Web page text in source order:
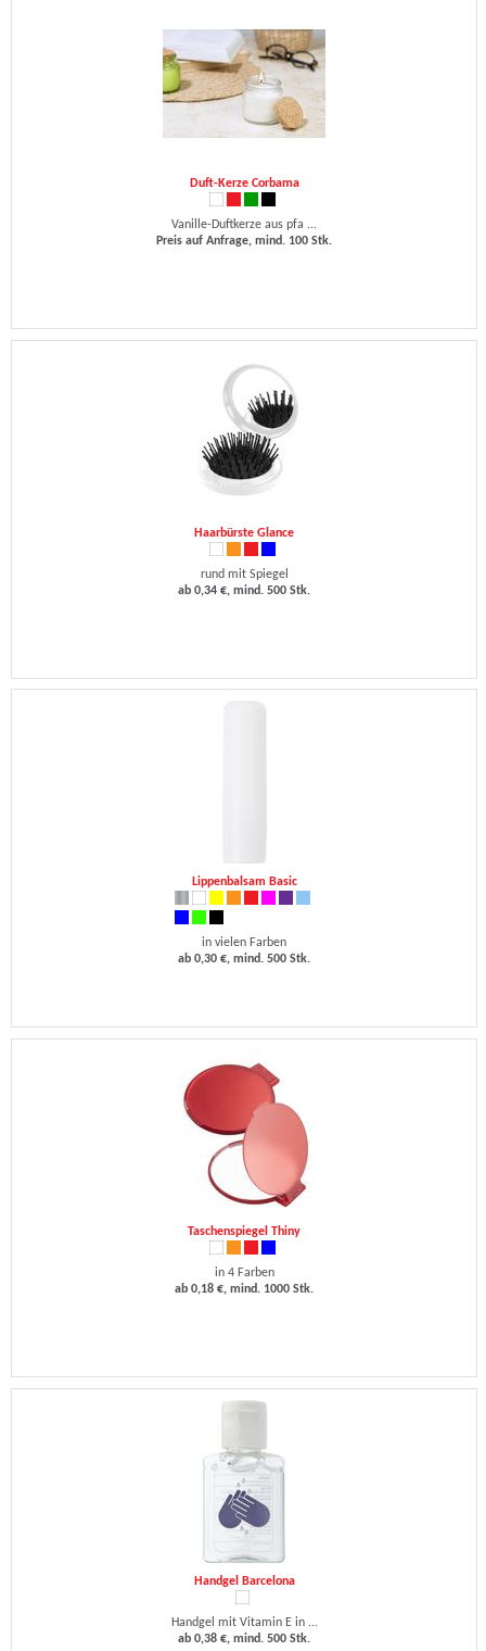
Duft-Kerze Corbama
Vanille-Duftkerze aus pfa ...
Preis auf Anfrage, mind. 100 Stk.
Haarbürste Glance
rund mit Spiegel
ab 0,34 €, mind. 500 Stk.
Lippenbalsam Basic
in vielen Farben
ab 0,30 €, mind. 500 Stk.
Taschenspiegel Thiny
in 4 Farben
ab 0,18 €, mind. 1000 Stk.
Handgel Barcelona
Handgel mit Vitamin E in ...
ab 0,38 €, mind. 500 Stk.